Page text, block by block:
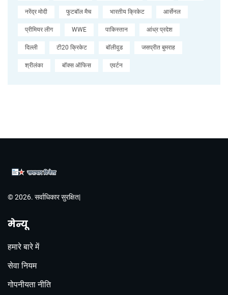
नरेंद्र मोदी फुटबॉल मैच भारतीय क्रिकेट आर्सेनल
प्रीमियर लीग WWE पाकिस्तान आंध्र प्रदेश
दिल्ली टी20 क्रिकेट बॉलीवुड जसप्रीत बुमराह
श्रीलंका बॉक्स ऑफिस एवर्टन
© 2026. सर्वाधिकार सुरक्षित|
मेन्यू
हमारे बारे में
सेवा नियम
गोपनीयता नीति